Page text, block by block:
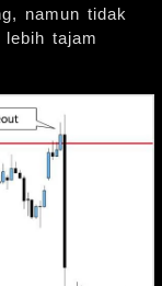
namun tidak
tajam